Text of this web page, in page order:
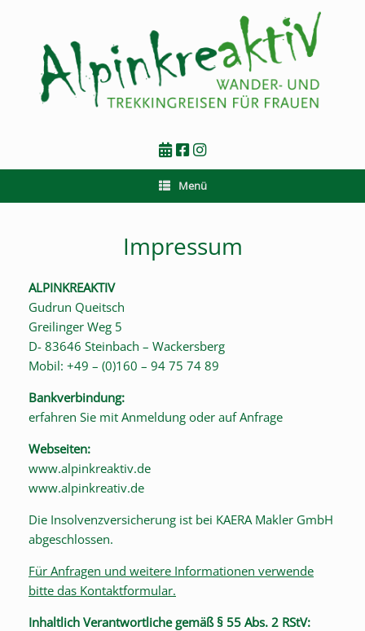
Menü
Impressum
ALPINKREAKTIV
Gudrun Queitsch
Greilinger Weg 5
D- 83646 Steinbach – Wackersberg
Mobil: +49 – (0)160 – 94 75 74 89
Bankverbindung:
erfahren Sie mit Anmeldung oder auf Anfrage
Webseiten:
www.alpinkreaktiv.de
www.alpinkreativ.de
Die Insolvenzversicherung ist bei KAERA Makler GmbH
abgeschlossen.
Für Anfragen und weitere Informationen verwende
bitte das Kontaktformular.
Inhaltlich Verantwortliche gemäß § 55 Abs. 2 RStV: